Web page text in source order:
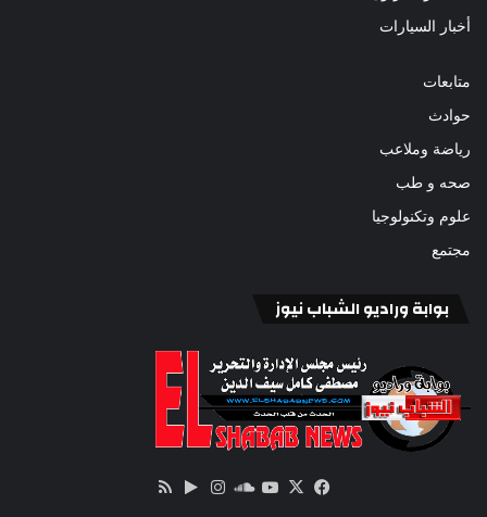
أخبار السيارات
متابعات
حوادث
رياضة وملاعب
صحه و طب
علوم وتكنولوجيا
مجتمع
بوابة وراديو الشباب نيوز
فيسبوك
‫X
‫YouTube
ساوندانستقرام‏Google